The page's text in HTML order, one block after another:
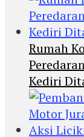
Rumah
Kediri